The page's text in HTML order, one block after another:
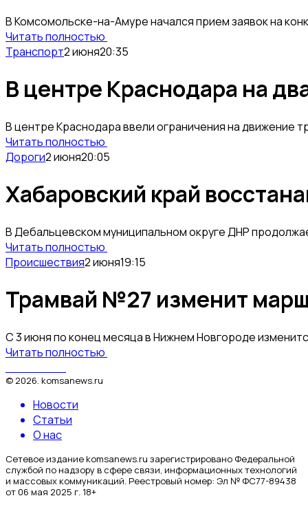
В Комсомольске-на-Амуре начался прием заявок на
Читать полностью
Транспорт2 июня20:35
В центре Краснодара на
В центре Краснодара ввели ограничения на движение
Читать полностью
Дороги2 июня20:05
Хабаровский край
В Дебальцевском муниципальном округе ДНР
Читать полностью
Происшествия2 июня19:15
Трамвай №27 изменит
С 3 июня по конец месяца в Нижнем Новгороде
Читать полностью
© 2026 komsanews.ru
Новости
Статьи
О нас
Сетевое издание komsanews.ru зарегистрировано Федеральной
службой по надзору в сфере связи, информационных технологий
и массовых коммуникаций. Реестровый номер: Эл № ФС77-89438
от 06 мая 2025 г. 18+